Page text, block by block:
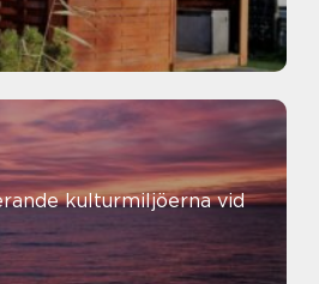
kulturmiljöerna vid